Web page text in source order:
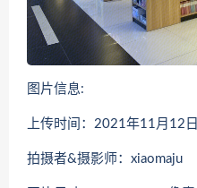
图片信息:
上传时间：2021年11月12日
拍摄者&摄影师：xiaomaju